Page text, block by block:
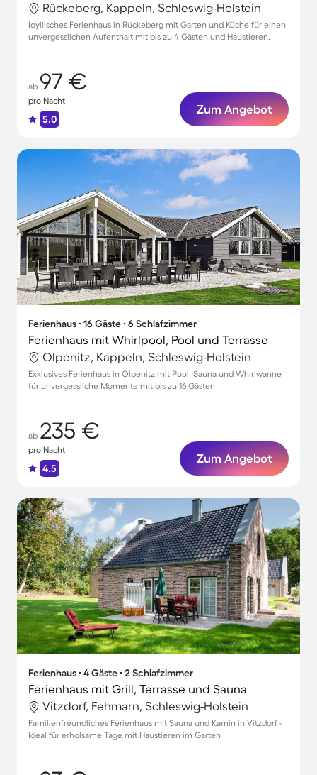
Rückeberg, Kappeln, Schleswig-Holstein
Idyllisches Ferienhaus in Rückeberg mit Garten und Küche für einen
unvergesslichen Aufenthalt mit bis zu 4 Gästen und Haustieren.
ab 97 €
pro Nacht
5.0
Zum Angebot
Ferienhaus ∙ 16 Gäste ∙ 6 Schlafzimmer
Ferienhaus mit Whirlpool, Pool und Terrasse
Olpenitz, Kappeln, Schleswig-Holstein
Exklusives Ferienhaus in Olpenitz mit Pool, Sauna und Whirlwanne
für unvergessliche Momente mit bis zu 16 Gästen
ab 235 €
pro Nacht
4.5
Zum Angebot
Ferienhaus ∙ 4 Gäste ∙ 2 Schlafzimmer
Ferienhaus mit Grill, Terrasse und Sauna
Vitzdorf, Fehmarn, Schleswig-Holstein
Familienfreundliches Ferienhaus mit Sauna und Kamin in Vitzdorf -
Ideal für erholsame Tage mit Haustieren im Garten